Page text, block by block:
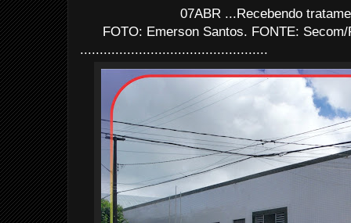
07ABR ...Recebendo
FOTO: Emerson Santos. FONTE:
................................................